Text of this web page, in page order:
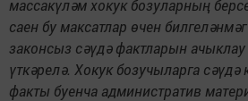
массакүләм хокук бозуларның
саен бу максатлар өчен
законсыз сәүдә фактларын
үткәрелә. Хокук бозучыларга сәүдә
факты буенча административ